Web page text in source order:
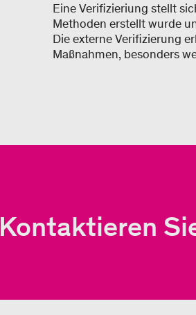
Eine Verifizieriung stellt
Methoden erstellt wurde
Die externe Verifizierung
Maßnahmen, besonders
Kontaktieren